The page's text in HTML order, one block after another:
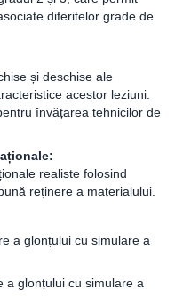
diferitelor grade de
și deschise ale
acestor leziuni.
învățarea tehnicilor de
realiste folosind
reținere a materialului.
a glonțului cu simulare a
a glonțului cu simulare a